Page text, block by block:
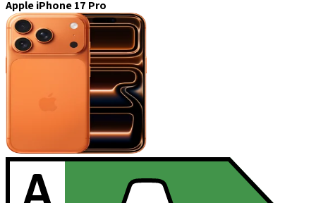
Apple iPhone 17 Pro